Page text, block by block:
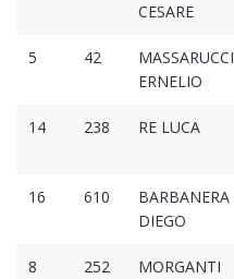
CESARE
5 42
MASSARUCCI
ERNELIO
14 238 RE LUCA
16 610
BARBANERA
DIEGO
8 252
MORGANTI